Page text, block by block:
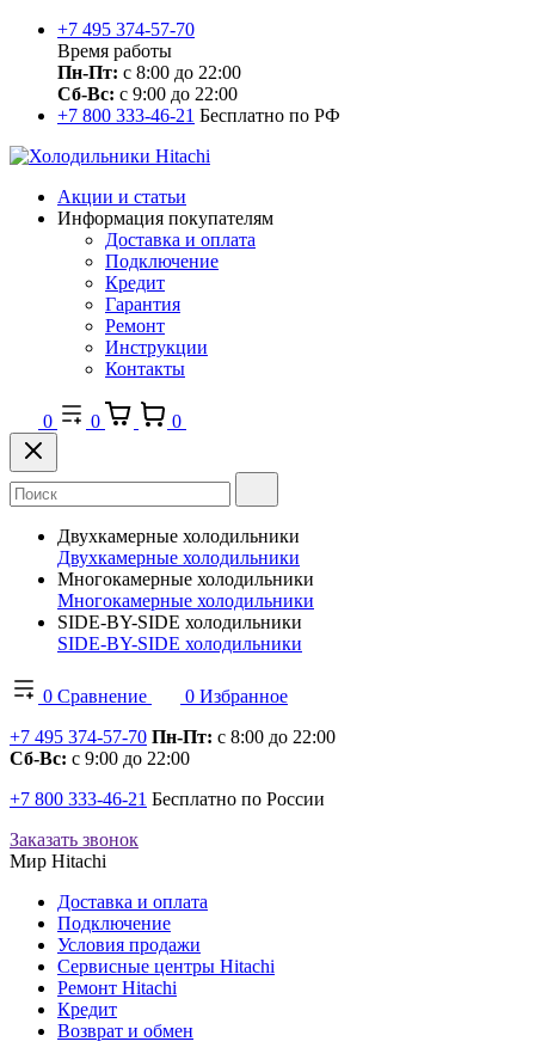
+7 495 374-57-70
Время работы
Пн-Пт: с 8:00 до 22:00
Сб-Вс: с 9:00 до 22:00
+7 800 333-46-21 Бесплатно по РФ
Акции и статьи
Информация покупателям
Доставка и оплата
Подключение
Кредит
Гарантия
Ремонт
Инструкции
Контакты
0 0 0
Двухкамерные холодильники
Двухкамерные холодильники
Многокамерные холодильники
Многокамерные холодильники
SIDE-BY-SIDE холодильники
SIDE-BY-SIDE холодильники
0 Сравнение 0 Избранное
+7 495 374-57-70 Пн-Пт: с 8:00 до 22:00
Сб-Вс: с 9:00 до 22:00
+7 800 333-46-21 Бесплатно по России
Заказать звонок
Мир Hitachi
Доставка и оплата
Подключение
Условия продажи
Сервисные центры Hitachi
Ремонт Hitachi
Кредит
Возврат и обмен